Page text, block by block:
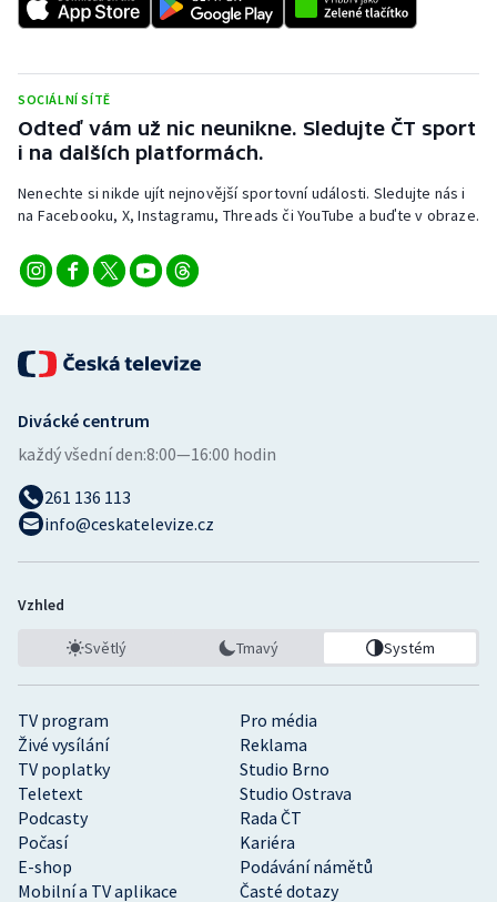
SOCIÁLNÍ SÍTĚ
Odteď vám už nic neunikne. Sledujte ČT sport
i na dalších platformách.
Nenechte si nikde ujít nejnovější sportovní události. Sledujte nás i
na Facebooku, X, Instagramu, Threads či YouTube a buďte v obraze.
TV program
Pro média
Živé vysílání
Reklama
TV poplatky
Studio Brno
Teletext
Studio Ostrava
Podcasty
Rada ČT
Počasí
Kariéra
E-shop
Podávání námětů
Mobilní a TV aplikace
Časté dotazy
Divácké centrum
každý všední den:8:00—16:00 hodin
261 136 113
info@ceskatelevize.cz
Vzhled
Světlý Tmavý Systém